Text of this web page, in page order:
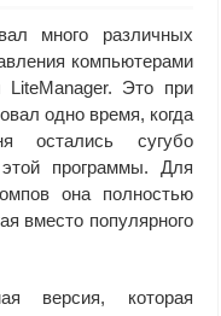
много различных
компьютерами
LiteManager. Это при
одно время, когда
сугубо
программы. Для
она полностью
вместо популярного
версия, которая